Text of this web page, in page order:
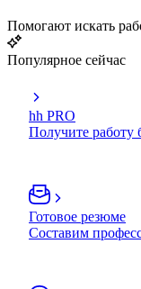
Помогают искать
Популярное сейчас
hh PRO
Получите работу
Готовое резюме
Составим